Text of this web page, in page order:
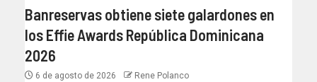
Banreservas obtiene siete galardones en
los Effie Awards República Dominicana
2026
6 de agosto de 2026 Rene Polanco